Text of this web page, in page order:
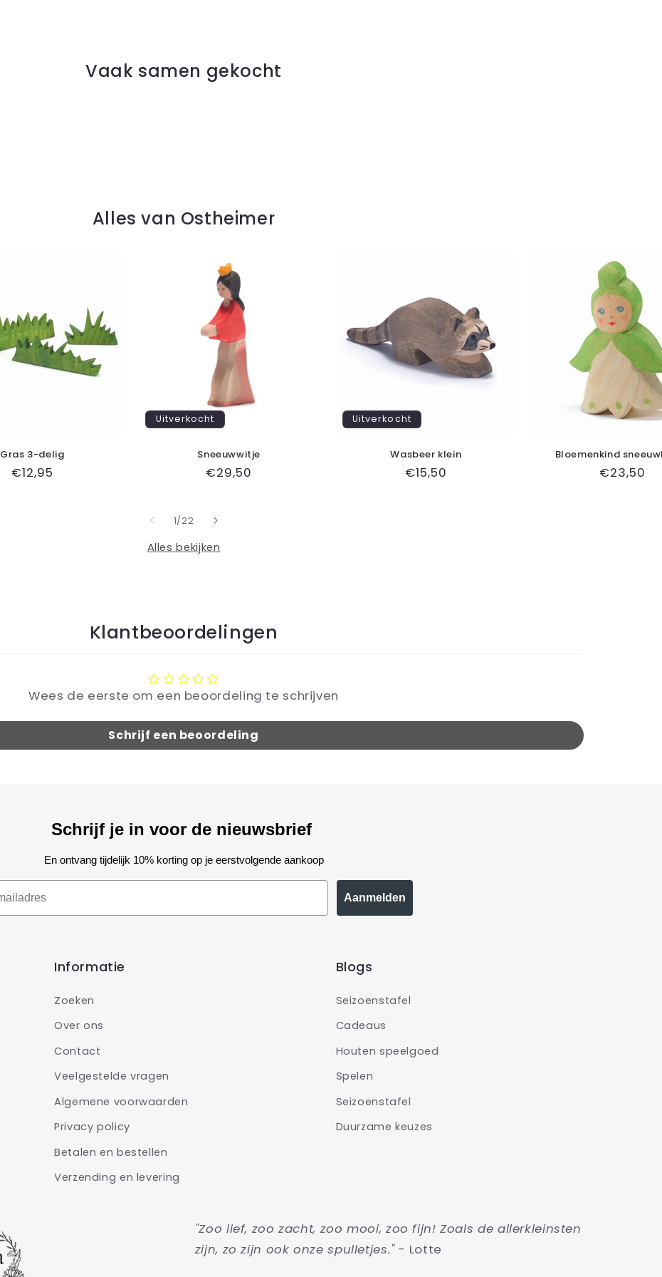
Vaak samen gekocht
Alles van Ostheimer
Gras 3-delig
Normale
€12,95
Uitverkocht
Sneeuwwitje
Normale
€29,50
Uitverkocht
Wasbeer klein
Normale
€15,50
Bloemenkind
Normale
€23,50
1/ van
22
Alles bekijken
Klantbeoordelingen
Wees de eerste om een beoordeling te schrijven
Schrijf een beoordeling
Schrijf je in voor de nieuwsbrief
En ontvang tijdelijk 10% korting op je eerstvolgende aankoop
Aanmelden
Informatie
Zoeken
Over ons
Contact
Veelgestelde vragen
Algemene voorwaarden
Privacy policy
Betalen en bestellen
Verzending en levering
Blogs
Seizoenstafel
Cadeaus
Houten speelgoed
Spelen
Seizoenstafel
Duurzame keuzes
"Zoo lief, zoo zacht, zoo mooi, zoo fijn! Zoals de allerkleinsten
zijn, zo zijn ook onze spulletjes."- Lotte